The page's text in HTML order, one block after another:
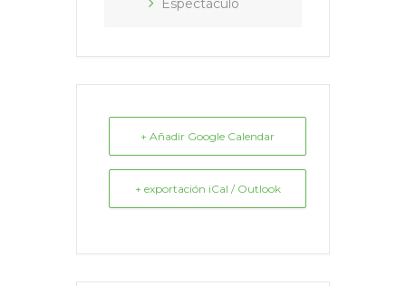
Espectáculo
+ Añadir Google Calendar
+ exportación iCal / Outlook